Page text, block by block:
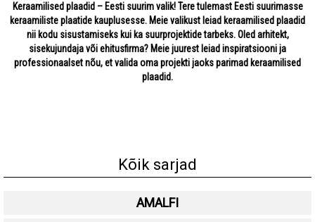
Keraamilised plaadid – Eesti suurim valik! Tere tulemast Eesti suurimasse
keraamiliste plaatide kauplusesse. Meie valikust leiad keraamilised plaadid
nii kodu sisustamiseks kui ka suurprojektide tarbeks. Oled arhitekt,
sisekujundaja või ehitusfirma? Meie juurest leiad inspiratsiooni ja
professionaalset nõu, et valida oma projekti jaoks parimad keraamilised
plaadid.
Kõik sarjad
AMALFI